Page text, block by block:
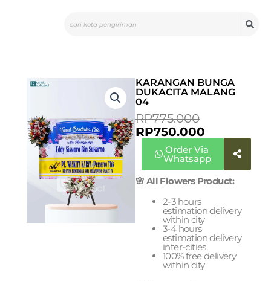
KARANGAN BUNGA
DUKACITA MALANG
04
RP775.000
WAS:
RP775.000.
RP750.000
IS:
RP750.000.
Order Via
Whatsapp
🌸 All Flowers Product:
2-3 hours
estimation delivery
within city
3-4 hours
estimation delivery
inter-cities
100% free delivery
within city